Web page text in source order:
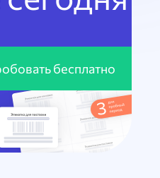
бесплатно